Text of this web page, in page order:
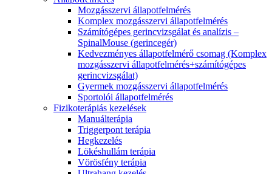
Mozgásszervi állapotfelmérés
Komplex mozgásszervi állapotfelmérés
Számítógépes gerincvizsgálat és analízis –
SpinalMouse (gerincegér)
Kedvezményes állapotfelmérő csomag (Komplex
mozgásszervi állapotfelmérés+számítógépes
gerincvizsgálat)
Gyermek mozgásszervi állapotfelmérés
Sportolói állapotfelmérés
Fizikoterápiás kezelések
Manuálterápia
Triggerpont terápia
Hegkezelés
Lökéshullám terápia
Vörösfény terápia